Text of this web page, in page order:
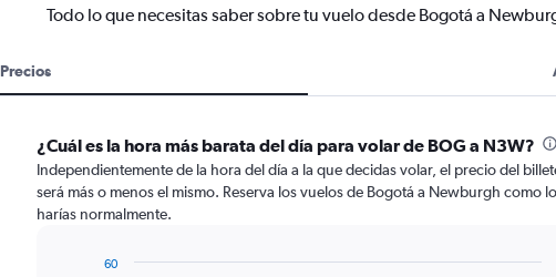
Todo lo que necesitas saber sobre tu vuelo desde Bogotá a
Precios
¿Cuál es la hora más barata del día para volar de BOG a N3W?
Independientemente de la hora del día a la que decidas volar, el precio del
será más o menos el mismo. Reserva los vuelos de Bogotá a Newburgh como lo
harías normalmente.
60